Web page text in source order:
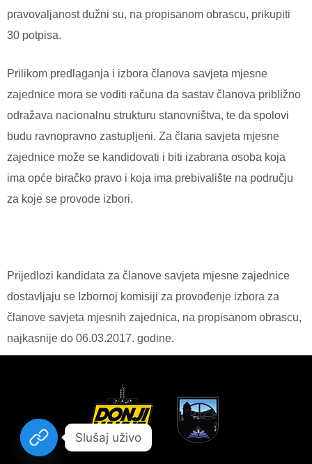
pravovaljanost dužni su, na propisanom obrascu, prikupiti
30 potpisa.
Prilikom predlaganja i izbora članova savjeta mjesne
zajednice mora se voditi računa da sastav članova približno
odražava nacionalnu strukturu stanovništva, te da spolovi
budu ravnopravno zastupljeni. Za člana savjeta mjesne
zajednice može se kandidovati i biti izabrana osoba koja
ima opće biračko pravo i koja ima prebivalište na području
za koje se provode izbori.
Prijedlozi kandidata za članove savjeta mjesne zajednice
dostavljaju se Izbornoj komisiji za provođenje izbora za
članove savjeta mjesnih zajednica, na propisanom obrascu,
najkasnije do 06.03.2017. godine.
Slušaj uživo